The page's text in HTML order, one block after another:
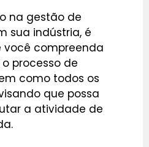
na gestão de
sua indústria, é
compreenda
processo de
como todos os
que possa
a atividade de